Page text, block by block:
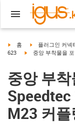
igus-icon-arrow-right
홈 igus-icon-arrow-
플러그인 커넥
623
igus-icon-arrow-
중앙 부착물을
중앙 부
M23 커플